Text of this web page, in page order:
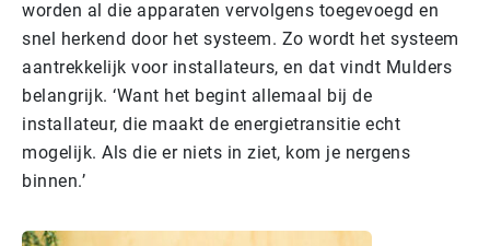
worden al die apparaten vervolgens toegevoegd en
snel herkend door het systeem. Zo wordt het systeem
aantrekkelijk voor installateurs, en dat vindt Mulders
belangrijk. ‘Want het begint allemaal bij de
installateur, die maakt de energietransitie echt
mogelijk. Als die er niets in ziet, kom je nergens
binnen.’